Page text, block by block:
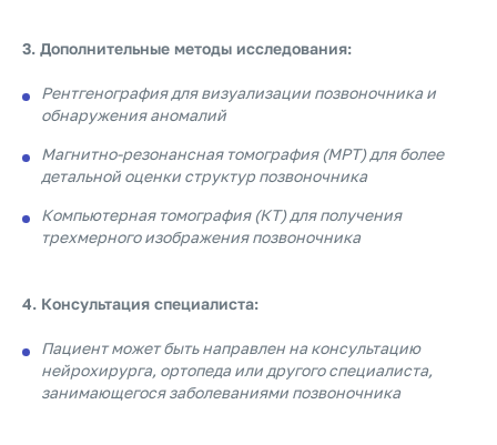
3. Дополнительные методы исследования:
Рентгенография для визуализации позвоночника и
обнаружения аномалий
Магнитно-резонансная томография (МРТ) для более
детальной оценки структур позвоночника
Компьютерная томография (КТ) для получения
трехмерного изображения позвоночника
4. Консультация специалиста:
Пациент может быть направлен на консультацию
нейрохирурга, ортопеда или другого специалиста,
занимающегося заболеваниями позвоночника